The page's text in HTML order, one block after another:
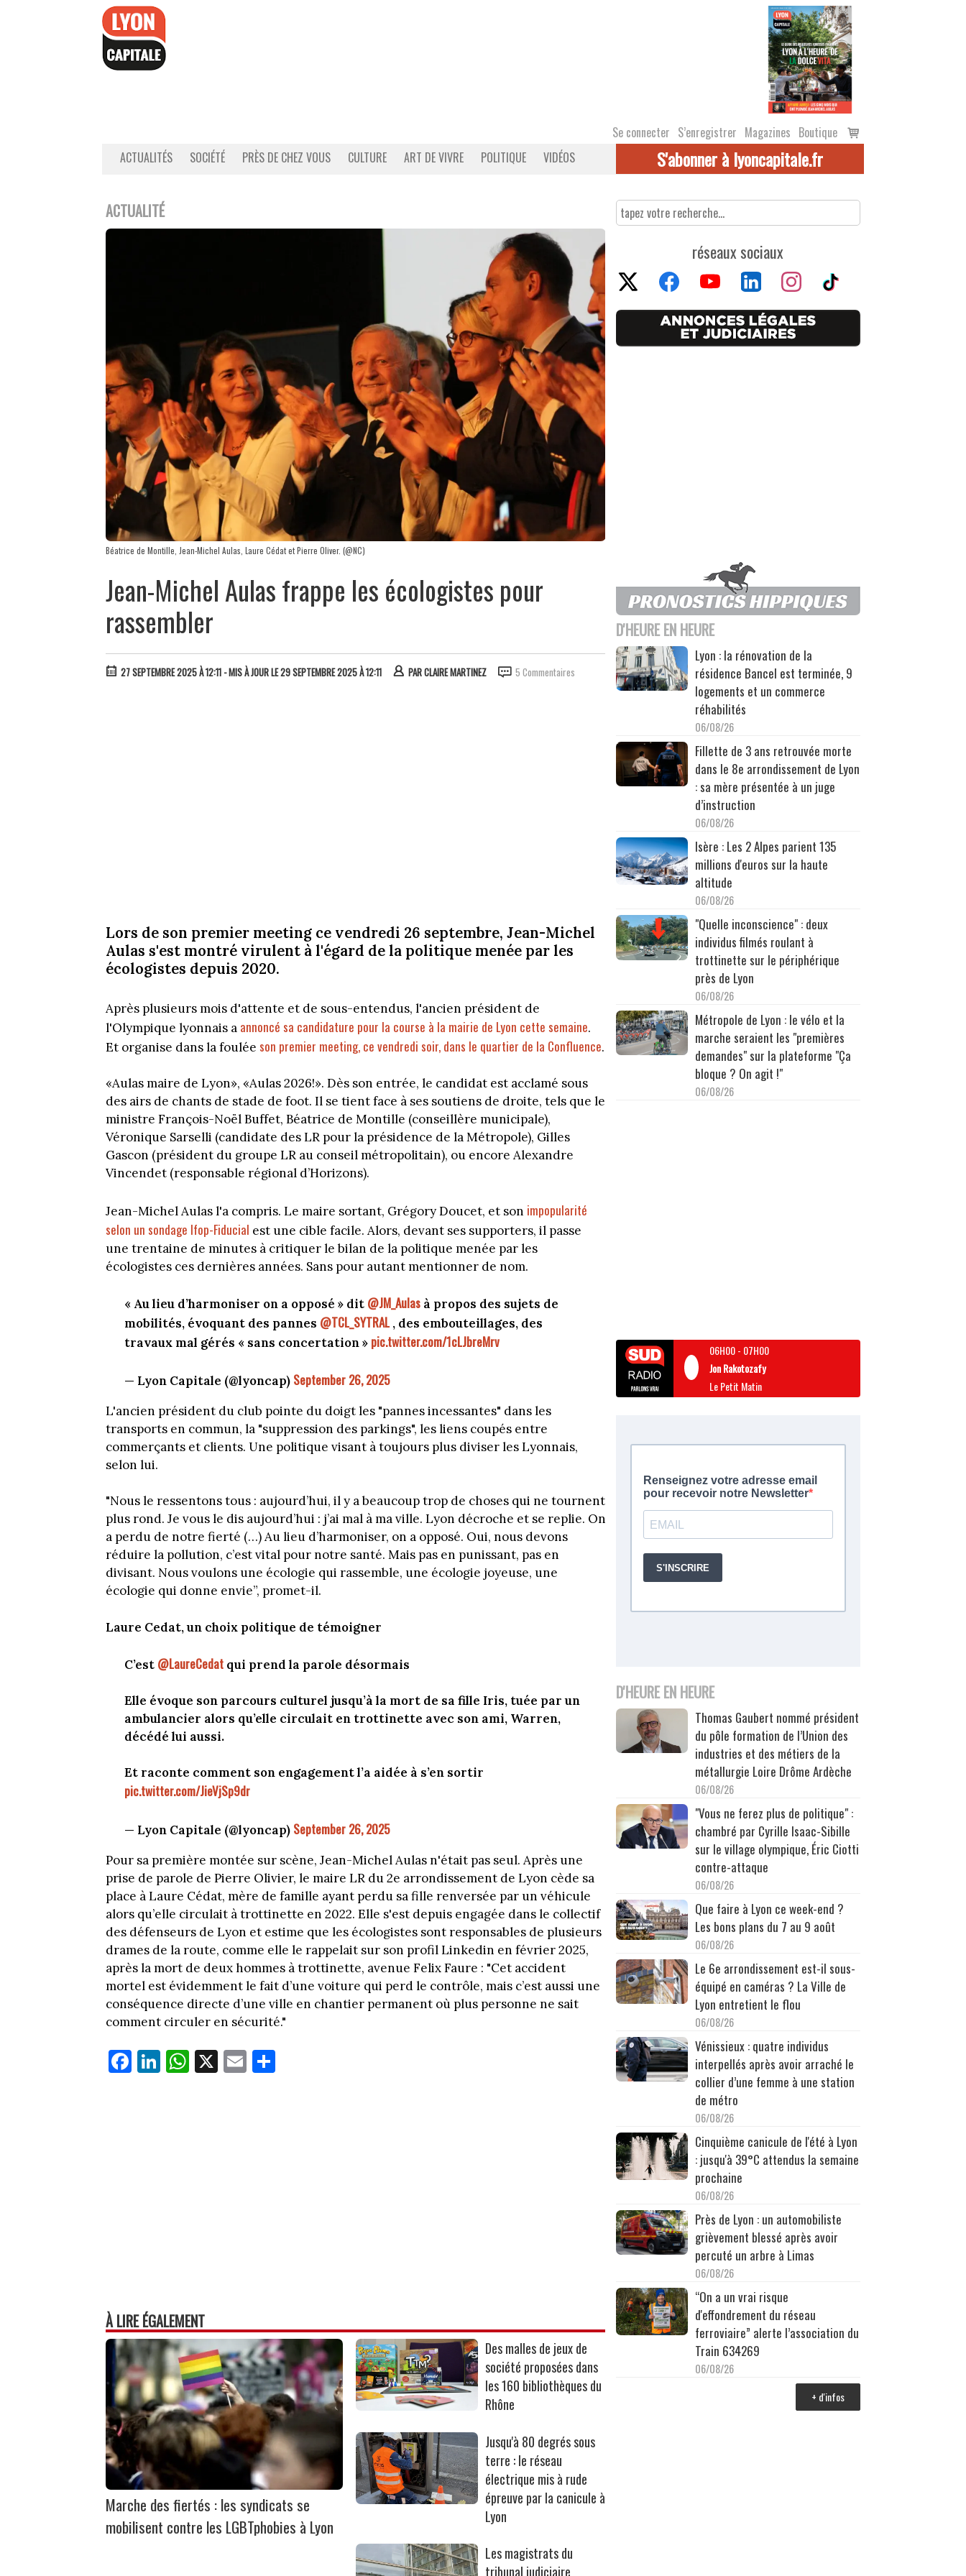
Se connecter S’enregistrer Magazines Boutique
Voir
le
ACTUALITÉS SOCIÉTÉ PRÈS DE CHEZ VOUS CULTURE ART DE VIVRE POLITIQUE VIDÉOS S'abonner à lyoncapitale.fr
ACTUALITÉ
Béatrice de Montille, Jean-Michel Aulas, Laure Cédat et Pierre Oliver. (@NC)
Jean-Michel Aulas frappe les écologistes pour
rassembler
27 SEPTEMBRE 2025 À 12:11 - MIS À JOUR LE 29 SEPTEMBRE 2025 À 12:11 PARCLAIRE MARTINEZ 5 Commentaires
Lors de son premier meeting ce vendredi 26 septembre, Jean-Michel
Aulas s'est montré virulent à l'égard de la politique menée par les
écologistes depuis 2020.
Après plusieurs mois d'attente et de sous-entendus, l'ancien président de
l'Olympique lyonnais a annoncé sa candidature pour la course à la mairie de Lyon cette semaine.
Et organise dans la foulée son premier meeting, ce vendredi soir, dans le quartier de la Confluence.
«Aulas maire de Lyon», «Aulas 2026!». Dès son entrée, le candidat est acclamé sous
des airs de chants de stade de foot. Il se tient face à ses soutiens de droite, tels que le
ministre François-Noël Buffet, Béatrice de Montille (conseillère municipale),
Véronique Sarselli (candidate des LR pour la présidence de la Métropole), Gilles
Gascon (président du groupe LR au conseil métropolitain), ou encore Alexandre
Vincendet (responsable régional d’Horizons).
Jean-Michel Aulas l'a compris. Le maire sortant, Grégory Doucet, et son impopularité
selon un sondage Ifop-Fiducial est une cible facile. Alors, devant ses supporters, il passe
une trentaine de minutes à critiquer le bilan de la politique menée par les
écologistes ces dernières années. Sans pour autant mentionner de nom.
« Au lieu d’harmoniser on a opposé » dit @JM_Aulasà propos des sujets de
mobilités, évoquant des pannes @TCL_SYTRAL, des embouteillages, des
travaux mal gérés « sans concertation » pic.twitter.com/1cLJbreMrv
— Lyon Capitale (@lyoncap) September 26, 2025
L'ancien président du club pointe du doigt les "pannes incessantes" dans les
transports en commun, la "suppression des parkings", les liens coupés entre
commerçants et clients. Une politique visant à toujours plus diviser les Lyonnais,
selon lui.
"Nous le ressentons tous : aujourd’hui, il y a beaucoup trop de choses qui ne tournent
plus rond. Je vous le dis aujourd’hui : j’ai mal à ma ville. Lyon décroche et se replie. On
a perdu de notre fierté (…) Au lieu d’harmoniser, on a opposé. Oui, nous devons
réduire la pollution, c’est vital pour notre santé. Mais pas en punissant, pas en
divisant. Nous voulons une écologie qui rassemble, une écologie joyeuse, une
écologie qui donne envie”, promet-il.
Laure Cedat, un choix politique de témoigner
C’est @LaureCedatqui prend la parole désormais
Elle évoque son parcours culturel jusqu’à la mort de sa fille Iris, tuée par un
ambulancier alors qu’elle circulait en trottinette avec son ami, Warren,
décédé lui aussi.
Et raconte comment son engagement l’a aidée à s’en sortir
pic.twitter.com/JieVjSp9dr
— Lyon Capitale (@lyoncap) September 26, 2025
Pour sa première montée sur scène, Jean-Michel Aulas n'était pas seul. Après une
prise de parole de Pierre Olivier, le maire LR du 2e arrondissement de Lyon cède sa
place à Laure Cédat, mère de famille ayant perdu sa fille renversée par un véhicule
alors qu’elle circulait à trottinette en 2022. Elle s'est depuis engagée dans le collectif
des défenseurs de Lyon et estime que les écologistes sont responsables de plusieurs
drames de la route, comme elle le rappelait sur son profil Linkedin en février 2025,
après la mort de deux hommes à trottinette, avenue Felix Faure : "Cet accident
mortel est évidemment le fait d’une voiture qui perd le contrôle, mais c’est aussi une
conséquence directe d’une ville en chantier permanent où plus personne ne sait
comment circuler en sécurité."
Fa
ce
Li
nk
W
ha
X E
m
À LIRE ÉGALEMENT
Marche des fiertés : les syndicats se
mobilisent contre les LGBTphobies à Lyon
Des malles de jeux de
société proposées dans
les 160 bibliothèques du
Rhône
Jusqu'à 80 degrés sous
terre : le réseau
électrique mis à rude
épreuve par la canicule à
Lyon
Les magistrats du
tribunal judiciaire
réseaux sociaux
D'HEURE EN HEURE
Lyon : la rénovation de la
résidence Bancel est terminée, 9
logements et un commerce
réhabilités
06/08/26
Fillette de 3 ans retrouvée morte
dans le 8e arrondissement de Lyon
: sa mère présentée à un juge
d’instruction
06/08/26
Isère : Les 2 Alpes parient 135
millions d'euros sur la haute
altitude
06/08/26
"Quelle inconscience" : deux
individus filmés roulant à
trottinette sur le périphérique
près de Lyon
06/08/26
Métropole de Lyon : le vélo et la
marche seraient les "premières
demandes" sur la plateforme "Ça
bloque ? On agit !"
06/08/26
06H00- 07H00
Jon Rakotozafy
Le Petit Matin
D'HEURE EN HEURE
Thomas Gaubert nommé président
du pôle formation de l’Union des
industries et des métiers de la
métallurgie Loire Drôme Ardèche
06/08/26
"Vous ne ferez plus de politique" :
chambré par Cyrille Isaac-Sibille
sur le village olympique, Éric Ciotti
contre-attaque
06/08/26
Que faire à Lyon ce week-end ?
Les bons plans du 7 au 9 août
06/08/26
Le 6e arrondissement est-il sous-
équipé en caméras ? La Ville de
Lyon entretient le flou
06/08/26
Vénissieux : quatre individus
interpellés après avoir arraché le
collier d’une femme à une station
de métro
06/08/26
Cinquième canicule de l'été à Lyon
: jusqu'à 39°C attendus la semaine
prochaine
06/08/26
Près de Lyon : un automobiliste
grièvement blessé après avoir
percuté un arbre à Limas
06/08/26
“On a un vrai risque
d'effondrement du réseau
ferroviaire” alerte l’association du
Train 634269
06/08/26
+ d'infos